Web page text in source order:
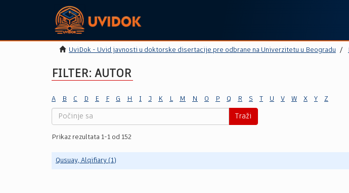
UviDok - Uvid javnosti u doktorske disertacije pre odbrane na Univerzitetu u Beogradu
FILTER: AUTOR
A B C D E F G H I J K L M N O P Q R S T U V W X Y Z
Traži
Prikaz rezultata 1-1 od 152
Qusuay, Alqifiary (1)